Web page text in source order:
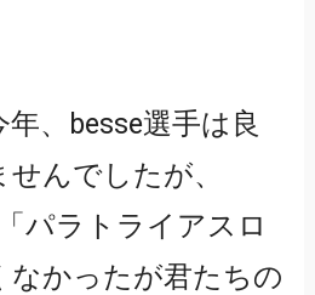
、besse選手は良
んでしたが、
パラトライアスロ
なかったが君たちの